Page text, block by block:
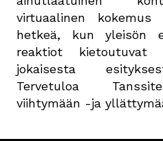
virtuaalinen
hetkeä, kun yleisön
reaktiot
jokaisesta
Tervetuloa
viihtymään -ja